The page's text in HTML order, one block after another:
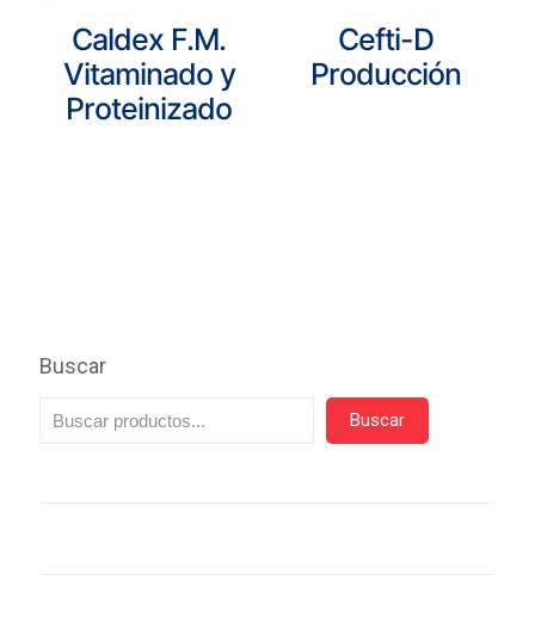
Caldex F.M.
Vitaminado y
Proteinizado
Cefti-D
Producción
Buscar
Buscar